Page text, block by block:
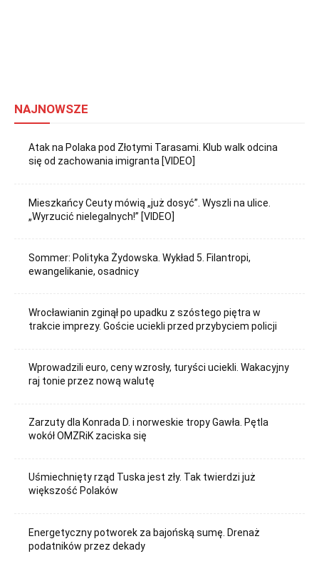
NAJNOWSZE
Atak na Polaka pod Złotymi Tarasami. Klub walk odcina
się od zachowania imigranta [VIDEO]
Mieszkańcy Ceuty mówią „już dosyć”. Wyszli na ulice.
„Wyrzucić nielegalnych!” [VIDEO]
Sommer: Polityka Żydowska. Wykład 5. Filantropi,
ewangelikanie, osadnicy
Wrocławianin zginął po upadku z szóstego piętra w
trakcie imprezy. Goście uciekli przed przybyciem policji
Wprowadzili euro, ceny wzrosły, turyści uciekli. Wakacyjny
raj tonie przez nową walutę
Zarzuty dla Konrada D. i norweskie tropy Gawła. Pętla
wokół OMZRiK zaciska się
Uśmiechnięty rząd Tuska jest zły. Tak twierdzi już
większość Polaków
Energetyczny potworek za bajońską sumę. Drenaż
podatników przez dekady